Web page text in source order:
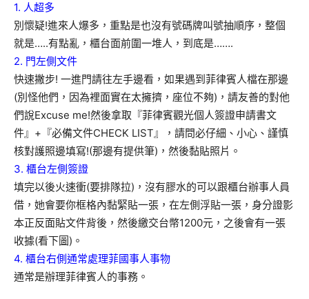
1. 人超多
別懷疑!進來人爆多，重點是也沒有號碼牌叫號抽順序，整個
就是…..有點亂，櫃台面前圍一堆人，到底是…….
2. 門左側文件
快速撇步! 一進門請往左手邊看，如果遇到菲律賓人檔在那邊
(別怪他們，因為裡面實在太擁擠，座位不夠)，請友善的對他
們說Excuse me!然後拿取『菲律賓觀光個人簽證申請書文
件』+『必備文件CHECK LIST』，請問必仔細、小心、謹慎
核對護照邊填寫!(那邊有提供筆)，然後黏貼照片。
3. 櫃台左側簽證
填完以後火速衝(要排隊拉)，沒有膠水的可以跟櫃台辦事人員
借，她會要你框格內黏緊貼一張，在左側浮貼一張，身分證影
本正反面貼文件背後，然後繳交台幣1200元，之後會有一張
收據(看下圖)。
4. 櫃台右側通常處理菲國事人事物
通常是辦理菲律賓人的事務。